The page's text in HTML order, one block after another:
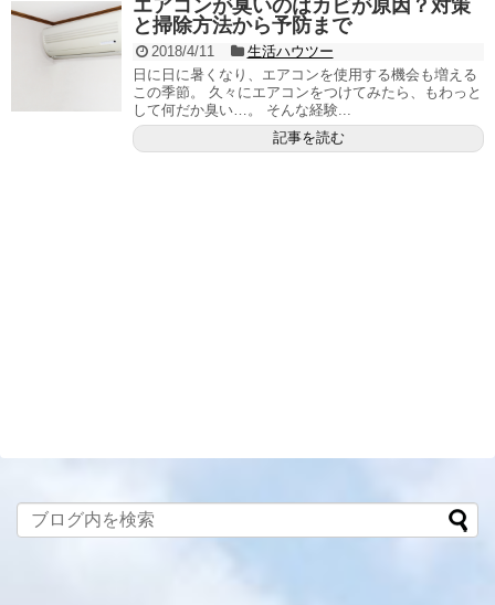
エアコンが臭いのはカビが原因？対策
と掃除方法から予防まで
2018/4/11
生活ハウツー
日に日に暑くなり、エアコンを使用する機会も増える
この季節。 久々にエアコンをつけてみたら、もわっと
して何だか臭い…。 そんな経験...
記事を読む